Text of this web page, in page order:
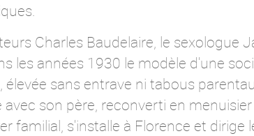
Charles Baudelaire, le sexologue
les années 1930 le modèle d'une
élevée sans entrave ni tabous
son père, reconverti en
familial, s'installe à Florence et